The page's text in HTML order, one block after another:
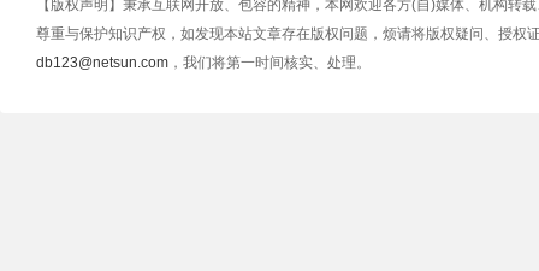
【版权声明】秉承互联网开放、包容的精神，本网欢迎各方(自)媒体、机构转
尊重与保护知识产权，如发现本站文章存在版权问题，烦请将版权疑问、授权
db123@netsun.com ，我们将第一时间核实、处理。